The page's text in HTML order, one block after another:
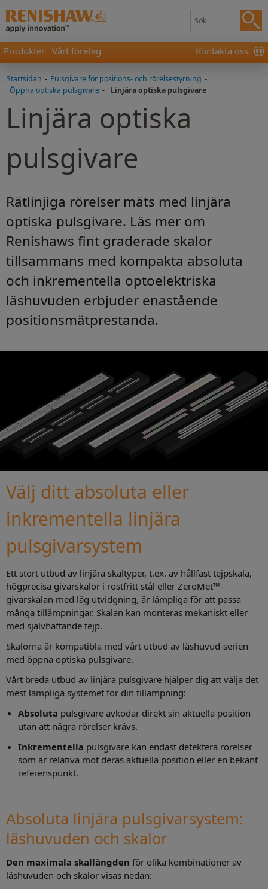
Produkter Vårt företag Kontakta oss
Startsidan - Pulsgivare för positions- och rörelsestyrning -
Öppna optiska pulsgivare - Linjära optiska pulsgivare
Linjära optiska
pulsgivare
Rätlinjiga rörelser mäts med linjära
optiska pulsgivare. Läs mer om
Renishaws fint graderade skalor
tillsammans med kompakta absoluta
och inkrementella optoelektriska
läshuvuden erbjuder enastående
positionsmätprestanda.
Välj ditt absoluta eller
inkrementella linjära
pulsgivarsystem
Ett stort utbud av linjära skaltyper, t.ex. av hållfast tejpskala,
högprecisa givarskalor i rostfritt stål eller ZeroMet™-
givarskalan med låg utvidgning, är lämpliga för att passa
många tillämpningar. Skalan kan monteras mekaniskt eller
med självhäftande tejp.
Skalorna är kompatibla med vårt utbud av läshuvud-serien
med öppna optiska pulsgivare.
Vårt breda utbud av linjära pulsgivare hjälper dig att välja det
mest lämpliga systemet för din tillämpning:
Absoluta pulsgivare avkodar direkt sin aktuella position
utan att några rörelser krävs.
Inkrementella pulsgivare kan endast detektera rörelser
som är relativa mot deras aktuella position eller en bekant
referenspunkt.
Absoluta linjära pulsgivarsystem:
läshuvuden och skalor
Den maximala skallängden för olika kombinationer av
läshuvuden och skalor visas nedan: